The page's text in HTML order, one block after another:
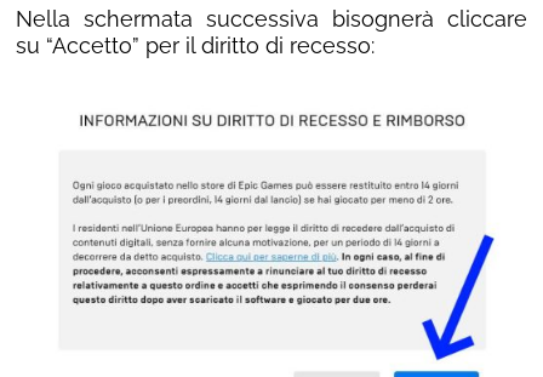
Nella schermata successiva bisognerà cliccare
su “Accetto” per il diritto di recesso: